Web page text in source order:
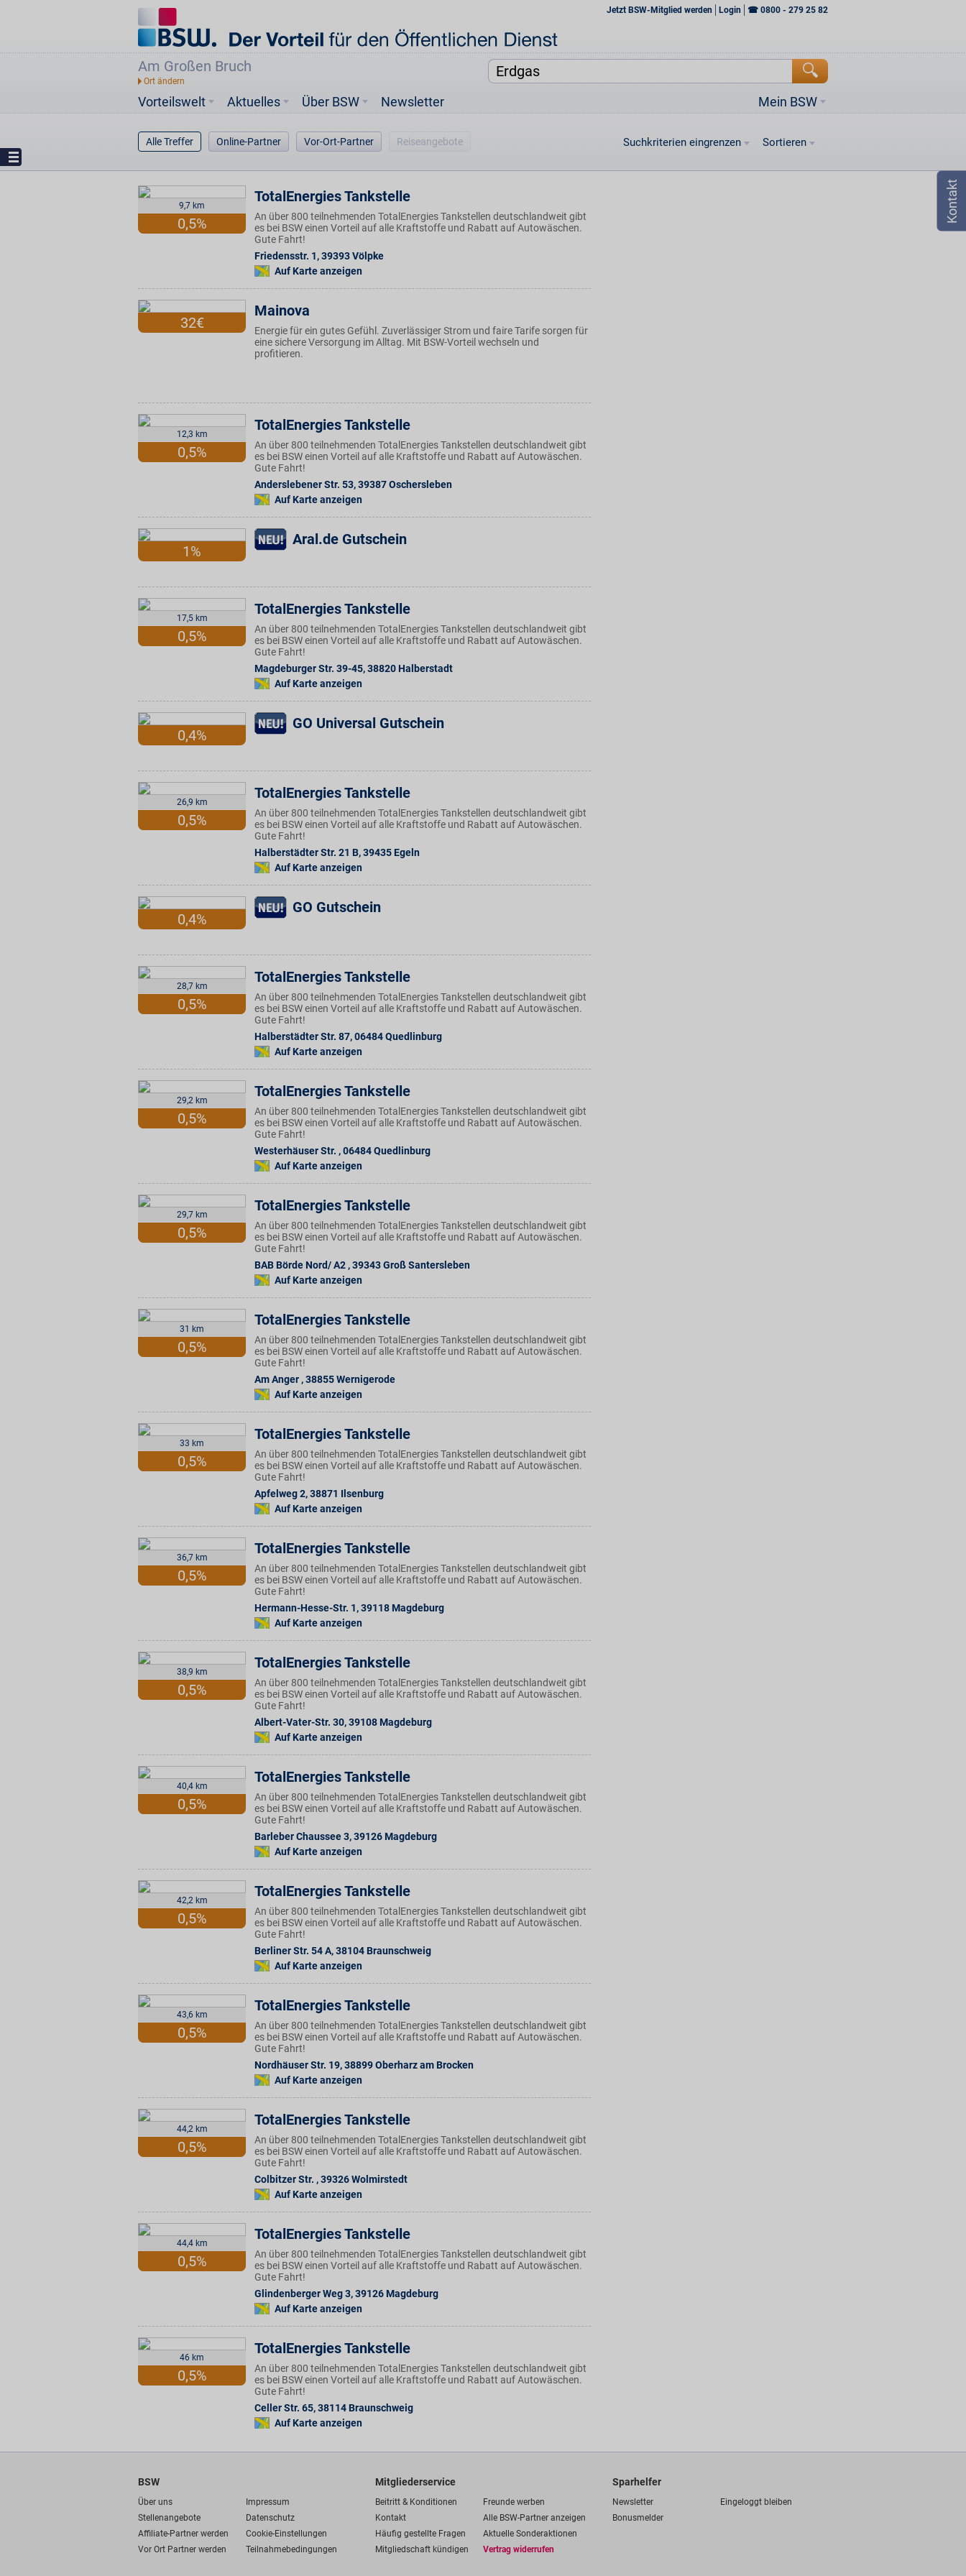
Jetzt BSW-Mitglied werden Login ☎ 0800 - 279 25 82
Am Großen Bruch
Vorteilswelt Mein BSW
Aktuelles Über BSW Newsletter
Alle Treffer Online-Partner Vor-Ort-Partner Reiseangebote Suchkriterien eingrenzen Sortieren
9,7 km
0,5%
TotalEnergies Tankstelle
An über 800 teilnehmenden TotalEnergies Tankstellen deutschlandweit gibt
es bei BSW einen Vorteil auf alle Kraftstoffe und Rabatt auf Autowäschen.
Gute Fahrt!
Friedensstr. 1,39393Völpke
Auf Karte anzeigen
32€
Mainova
Energie für ein gutes Gefühl. Zuverlässiger Strom und faire Tarife sorgen für
eine sichere Versorgung im Alltag. Mit BSW-Vorteil wechseln und
profitieren.
12,3 km
0,5%
TotalEnergies Tankstelle
An über 800 teilnehmenden TotalEnergies Tankstellen deutschlandweit gibt
es bei BSW einen Vorteil auf alle Kraftstoffe und Rabatt auf Autowäschen.
Gute Fahrt!
Anderslebener Str. 53,39387Oschersleben
Auf Karte anzeigen
1%
Aral.de Gutschein
17,5 km
0,5%
TotalEnergies Tankstelle
An über 800 teilnehmenden TotalEnergies Tankstellen deutschlandweit gibt
es bei BSW einen Vorteil auf alle Kraftstoffe und Rabatt auf Autowäschen.
Gute Fahrt!
Magdeburger Str. 39-45,38820 Halberstadt
Auf Karte anzeigen
0,4%
GO Universal Gutschein
26,9 km
0,5%
TotalEnergies Tankstelle
An über 800 teilnehmenden TotalEnergies Tankstellen deutschlandweit gibt
es bei BSW einen Vorteil auf alle Kraftstoffe und Rabatt auf Autowäschen.
Gute Fahrt!
Halberstädter Str. 21 B,39435 Egeln
Auf Karte anzeigen
0,4%
GO Gutschein
28,7 km
0,5%
TotalEnergies Tankstelle
An über 800 teilnehmenden TotalEnergies Tankstellen deutschlandweit gibt
es bei BSW einen Vorteil auf alle Kraftstoffe und Rabatt auf Autowäschen.
Gute Fahrt!
Halberstädter Str. 87,06484Quedlinburg
Auf Karte anzeigen
29,2 km
0,5%
TotalEnergies Tankstelle
An über 800 teilnehmenden TotalEnergies Tankstellen deutschlandweit gibt
es bei BSW einen Vorteil auf alle Kraftstoffe und Rabatt auf Autowäschen.
Gute Fahrt!
Westerhäuser Str. ,06484Quedlinburg
Auf Karte anzeigen
29,7 km
0,5%
TotalEnergies Tankstelle
An über 800 teilnehmenden TotalEnergies Tankstellen deutschlandweit gibt
es bei BSW einen Vorteil auf alle Kraftstoffe und Rabatt auf Autowäschen.
Gute Fahrt!
BAB Börde Nord/ A2 ,39343Groß Santersleben
Auf Karte anzeigen
31 km
0,5%
TotalEnergies Tankstelle
An über 800 teilnehmenden TotalEnergies Tankstellen deutschlandweit gibt
es bei BSW einen Vorteil auf alle Kraftstoffe und Rabatt auf Autowäschen.
Gute Fahrt!
Am Anger ,38855Wernigerode
Auf Karte anzeigen
33 km
0,5%
TotalEnergies Tankstelle
An über 800 teilnehmenden TotalEnergies Tankstellen deutschlandweit gibt
es bei BSW einen Vorteil auf alle Kraftstoffe und Rabatt auf Autowäschen.
Gute Fahrt!
Apfelweg 2,38871 Ilsenburg
Auf Karte anzeigen
36,7 km
0,5%
TotalEnergies Tankstelle
An über 800 teilnehmenden TotalEnergies Tankstellen deutschlandweit gibt
es bei BSW einen Vorteil auf alle Kraftstoffe und Rabatt auf Autowäschen.
Gute Fahrt!
Hermann-Hesse-Str. 1,39118 Magdeburg
Auf Karte anzeigen
38,9 km
0,5%
TotalEnergies Tankstelle
An über 800 teilnehmenden TotalEnergies Tankstellen deutschlandweit gibt
es bei BSW einen Vorteil auf alle Kraftstoffe und Rabatt auf Autowäschen.
Gute Fahrt!
Albert-Vater-Str. 30,39108 Magdeburg
Auf Karte anzeigen
40,4 km
0,5%
TotalEnergies Tankstelle
An über 800 teilnehmenden TotalEnergies Tankstellen deutschlandweit gibt
es bei BSW einen Vorteil auf alle Kraftstoffe und Rabatt auf Autowäschen.
Gute Fahrt!
Barleber Chaussee 3,39126 Magdeburg
Auf Karte anzeigen
42,2 km
0,5%
TotalEnergies Tankstelle
An über 800 teilnehmenden TotalEnergies Tankstellen deutschlandweit gibt
es bei BSW einen Vorteil auf alle Kraftstoffe und Rabatt auf Autowäschen.
Gute Fahrt!
Berliner Str. 54 A,38104 Braunschweig
Auf Karte anzeigen
43,6 km
0,5%
TotalEnergies Tankstelle
An über 800 teilnehmenden TotalEnergies Tankstellen deutschlandweit gibt
es bei BSW einen Vorteil auf alle Kraftstoffe und Rabatt auf Autowäschen.
Gute Fahrt!
Nordhäuser Str. 19,38899Oberharz am Brocken
Auf Karte anzeigen
44,2 km
0,5%
TotalEnergies Tankstelle
An über 800 teilnehmenden TotalEnergies Tankstellen deutschlandweit gibt
es bei BSW einen Vorteil auf alle Kraftstoffe und Rabatt auf Autowäschen.
Gute Fahrt!
Colbitzer Str. ,39326Wolmirstedt
Auf Karte anzeigen
44,4 km
0,5%
TotalEnergies Tankstelle
An über 800 teilnehmenden TotalEnergies Tankstellen deutschlandweit gibt
es bei BSW einen Vorteil auf alle Kraftstoffe und Rabatt auf Autowäschen.
Gute Fahrt!
Glindenberger Weg 3,39126 Magdeburg
Auf Karte anzeigen
46 km
0,5%
TotalEnergies Tankstelle
An über 800 teilnehmenden TotalEnergies Tankstellen deutschlandweit gibt
es bei BSW einen Vorteil auf alle Kraftstoffe und Rabatt auf Autowäschen.
Gute Fahrt!
Celler Str. 65,38114 Braunschweig
Auf Karte anzeigen
BSW
Über uns
Impressum
Stellenangebote
Datenschutz
Affiliate-Partner werden
Cookie-Einstellungen
Vor Ort Partner werden
Teilnahmebedingungen
Mitgliederservice
Beitritt & Konditionen
Freunde werben
Kontakt
Alle BSW-Partner anzeigen
Häufig gestellte Fragen
Aktuelle Sonderaktionen
Mitgliedschaft kündigen
Vertrag widerrufen
Sparhelfer
Newsletter
Eingeloggt bleiben
Bonusmelder